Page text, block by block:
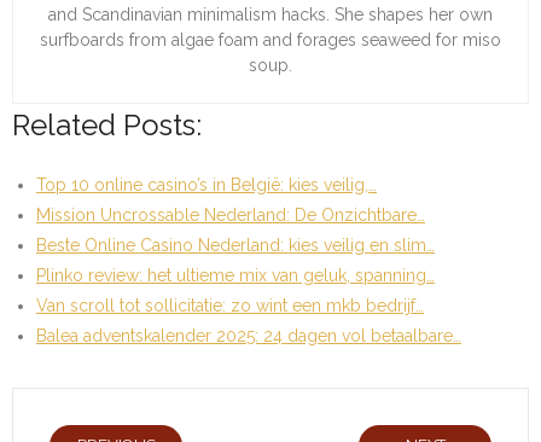
and Scandinavian minimalism hacks. She shapes her own
surfboards from algae foam and forages seaweed for miso
soup.
Related Posts:
Top 10 online casino’s in België: kies veilig,…
Mission Uncrossable Nederland: De Onzichtbare…
Beste Online Casino Nederland: kies veilig en slim…
Plinko review: het ultieme mix van geluk, spanning…
Van scroll tot sollicitatie: zo wint een mkb bedrijf…
Balea adventskalender 2025: 24 dagen vol betaalbare…